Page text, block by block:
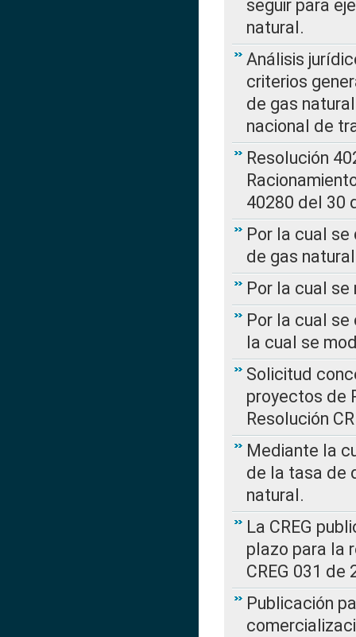
seguir para
natural.
Análisis
criterios
de gas
nacional de
Resolución
40280 del 30
Por la cual
de gas natural
Por la cual se
Por la cual se
la cual se
Solicitud
proyectos de
Resolución
Mediante la
de la tasa de
natural.
La CREG
plazo para la
CREG 031 de
Publicación